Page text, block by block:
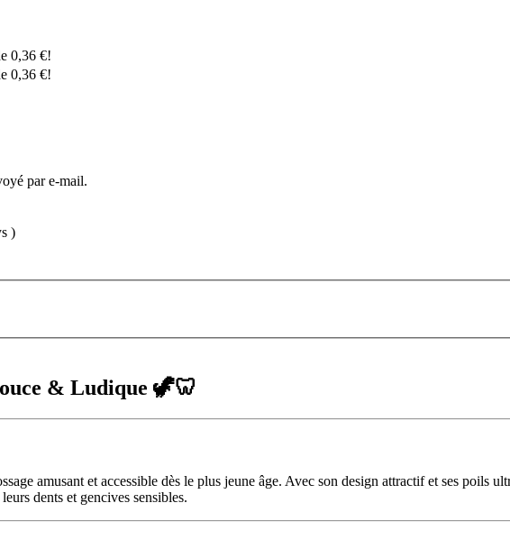
0,36 €!
0,36 €!
par e-mail.
)
& Ludique 🦖🦷
amusant et accessible dès le plus jeune âge. Avec son design attractif et ses poils
dents et gencives sensibles.